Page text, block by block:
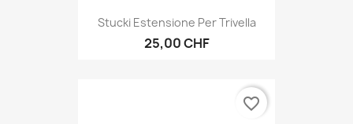
Stucki Estensione Per Trivella
25,00 CHF
favorite_border